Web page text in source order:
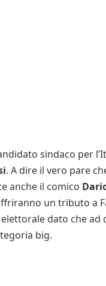
sindaco per
. A dire il vero pare
anche il comico
un tributo a
dato che ad
big.